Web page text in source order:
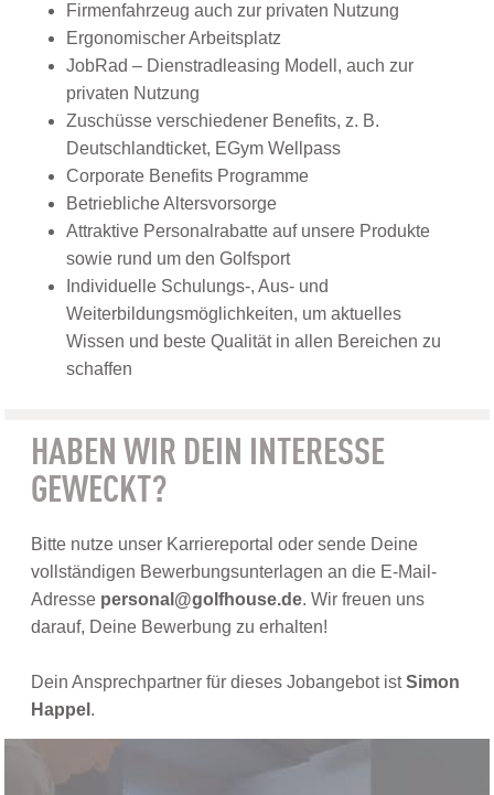
Firmenfahrzeug auch zur privaten Nutzung
Ergonomischer Arbeitsplatz
JobRad – Dienstradleasing Modell, auch zur
privaten Nutzung
Zuschüsse verschiedener Benefits, z. B.
Deutschlandticket, EGym Wellpass
Corporate Benefits Programme
Betriebliche Altersvorsorge
Attraktive Personalrabatte auf unsere Produkte
sowie rund um den Golfsport
Individuelle Schulungs-, Aus- und
Weiterbildungsmöglichkeiten, um aktuelles
Wissen und beste Qualität in allen Bereichen zu
schaffen
HABEN WIR DEIN INTERESSE
GEWECKT?
Bitte nutze unser Karriereportal oder sende Deine
vollständigen Bewerbungsunterlagen an die E-Mail-
Adresse personal@golfhouse.de. Wir freuen uns
darauf, Deine Bewerbung zu erhalten!
Dein Ansprechpartner für dieses Jobangebot istSimon
Happel .